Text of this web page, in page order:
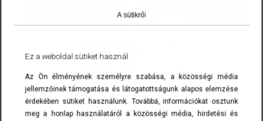
A sütikről
Ez a weboldal sütiket használ
Az Ön élményének személyre szabása, a közösségi média
jellemzőinek támogatása és látogatottságunk alapos elemzése
érdekében sütiket használunk. Továbbá, információkat osztunk
meg a honlap használatáról a közösségi média, hirdetési és